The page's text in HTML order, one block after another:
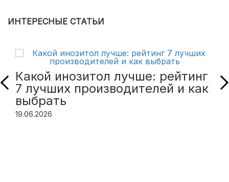
ИНТЕРЕСНЫЕ СТАТЬИ
Какой инозитол лучше: рейтинг
7 лучших производителей и как
выбрать
19.06.2026